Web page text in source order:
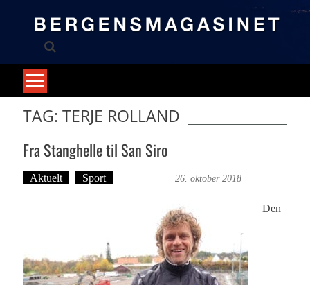
TAG: TERJE ROLLAND
Fra Stanghelle til San Siro
Aktuelt Sport 26. oktober 2018
Den